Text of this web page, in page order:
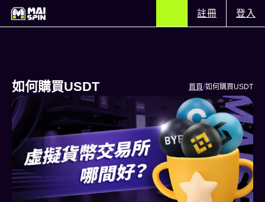
註冊 登入
如何購買USDT 首頁/如何購買USDT